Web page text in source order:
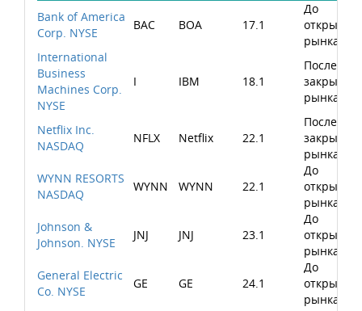
До
открытия
рынка
17.1
BOA
BAC
Bank of America
Corp. NYSE
После
закрытия
рынка
18.1
IBM
I
International
Business
Machines Corp.
NYSE
После
закрытия
рынка
22.1
Netflix
NFLX
Netflix Inc.
NASDAQ
До
открытия
рынка
22.1
WYNN
WYNN
WYNN RESORTS
NASDAQ
До
открытия
рынка
23.1
JNJ
JNJ
Johnson &
Johnson. NYSE
До
открытия
рынка
24.1
GE
GE
General Electric
Co. NYSE